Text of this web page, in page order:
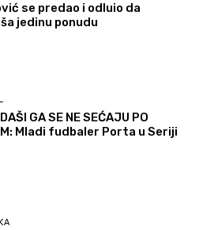
se predao i odluio da
jedinu ponudu
GA SE NE SEĆAJU PO
Mladi fudbaler Porta u Seriji